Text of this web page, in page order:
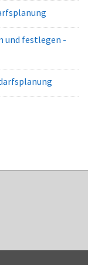
und festlegen -